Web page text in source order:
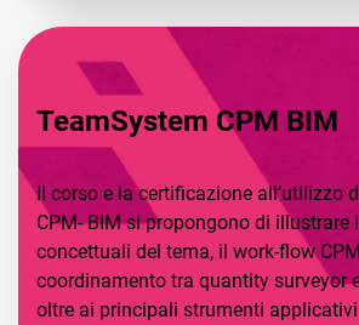
TeamSystem CPM BIM
Il corso e la certificazione all’utilizzo
CPM- BIM si propongono di illustrare
concettuali del tema, il work-flow
coordinamento tra quantity surveyor
oltre ai principali strumenti